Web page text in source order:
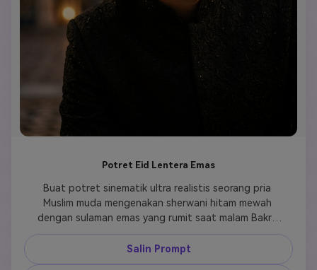
Potret Eid Lentera Emas
Buat potret sinematik ultra realistis seorang pria
Muslim muda mengenakan sherwani hitam mewah
dengan sulaman emas yang rumit saat malam Bakra
Eid, berdiri dengan anggun di bawah lentera emas
bercahaya, pencahayaan ambient hangat
menciptakan bayangan dramatis di wajah, tekstur
Salin Prompt